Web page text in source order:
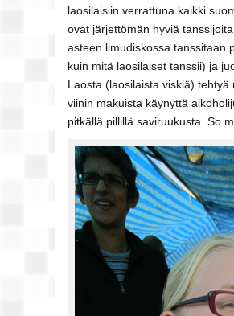
laosilaisiin verrattuna kaikki
ovat järjettömän hyviä
asteen limudiskossa tanssitaan
kuin mitä laosilaiset tanssii) ja
Laosta (laosilaista viskiä) tehtyä
viinin makuista käynyttä
pitkällä pillillä saviruukusta. So